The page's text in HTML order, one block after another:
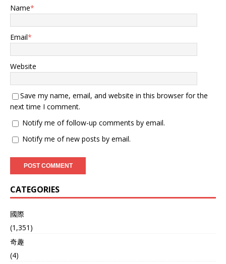
Name*
Email*
Website
Save my name, email, and website in this browser for the
next time I comment.
Notify me of follow-up comments by email.
Notify me of new posts by email.
CATEGORIES
國際
(1,351)
奇趣
(4)